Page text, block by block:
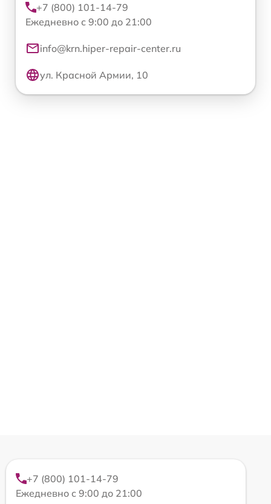
+7 (800) 101-14-79
Ежедневно с 9:00 до 21:00
info@krn.hiper-repair-center.ru
ул. Красной Армии, 10
+7 (800) 101-14-79
Ежедневно с 9:00 до 21:00